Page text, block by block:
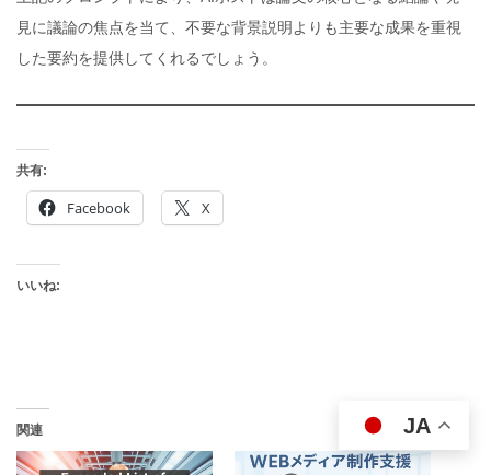
見に議論の焦点を当て、不要な背景説明よりも主要な成果を重視
した要約を提供してくれるでしょう。
共有:
Facebook X
いいね:
関連 JA